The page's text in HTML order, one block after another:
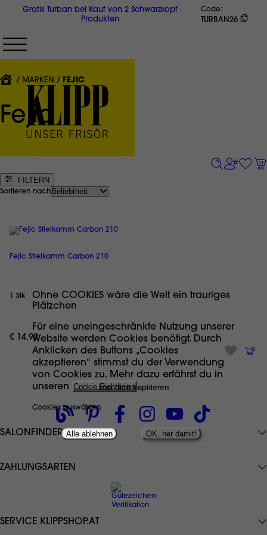
Gratis Turban bei Kauf von 2 Schwarzkopf
Produkten
Code
TURBAN26
MARKEN {'CURRENT'|T}:
FEJIC
Fejic
FILTERN
Sortieren nach
Fejic Stielkamm Carbon 210
1 Stk
€ 14,90
Lass dich inspirieren
SALONFINDER
ZAHLUNGSARTEN
SERVICE KLIPPSHOP.AT
Ohne COOKIES wäre die Welt ein trauriges
Plätzchen
Für eine uneingeschränkte Nutzung unserer
Website werden Cookies benötigt. Durch
Anklicken des Buttons „Cookies
akzeptieren“ stimmst du der Verwendung
von Cookies zu. Mehr dazu erfährst du in
unseren Cookie Richtlinien.
Cookies auswählen
Alle ablehnen OK, her damit!